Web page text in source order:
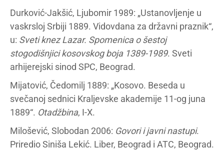
Durković-Jakšić, Ljubomir 1989: „Ustanovljenje u
vaskrsloj Srbiji 1889. Vidovdana za državni praznik“,
u: Sveti knez Lazar. Spomenica o šestoj
stogodišnjici kosovskog boja 1389-1989. Sveti
arhijerejski sinod SPC, Beograd.
Mijatović, Čedomilj 1889: „Kosovo. Beseda u
svečanoj sednici Kraljevske akademije 11-og juna
1889“. Otadžbina, I-X.
Milošević, Slobodan 2006: Govori i javni nastupi.
Priredio Siniša Lekić. Liber, Beograd i ATC, Beograd.